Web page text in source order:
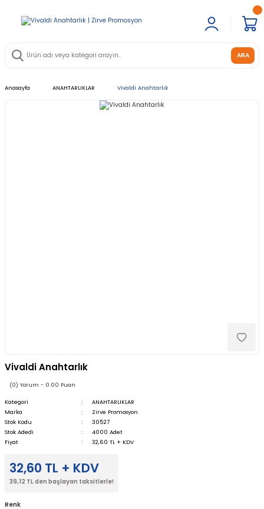
ARA
Anasayfa ANAHTARLIKLAR Vivaldi Anahtarlık
Vivaldi Anahtarlık
(0) Yorum - 0.00 Puan
Kategori
ANAHTARLIKLAR
Marka
Zirve Promosyon
Stok Kodu
30527
Stok Adedi
4000 Adet
Fiyat
32,60 TL + KDV
32,60 TL + KDV
39,12 TL den başlayan taksitlerle!
Renk